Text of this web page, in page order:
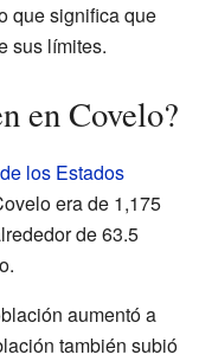
que significa que
sus límites.
en Covelo?
los Estados
era de 1,175
de 63.5
aumentó a
también subió